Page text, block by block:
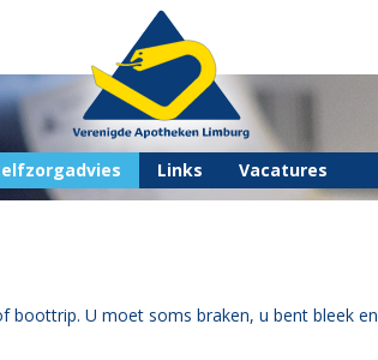
Links Vacatures
boottrip. U moet soms braken, u bent bleek en